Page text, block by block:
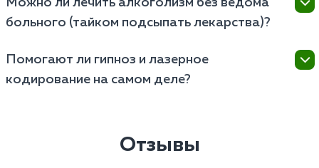
(кодирование) с глубокой психологической
реабилитацией в закрытом стационаре для
до 6 месяцев: первый месяц уходит на
детоксикацию и восстановление физического
психокоррекции и социальной адаптации, чтобы
предотвратить срыв после выписки.
Можно ли лечить алкоголизм без ведома
больного (тайком подсыпать лекарства)?
так как препараты (например, дисульфирам) при
контакте с алкоголем вызывают тяжелую
Помогают ли гипноз и лазерное
кодирование на самом деле?
высокой мотивацией, блокируя тягу на
Отзывы